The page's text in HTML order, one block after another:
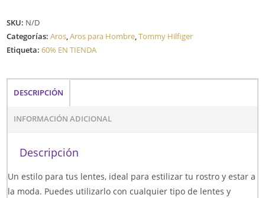
SKU: N/D
Categorías:Aros,Aros para Hombre,Tommy Hilfiger
Etiqueta:60% EN TIENDA
DESCRIPCIÓN
INFORMACIÓN ADICIONAL
Descripción
Un estilo para tus lentes, ideal para estilizar tu rostro y estar a
la moda. Puedes utilizarlo con cualquier tipo de lentes y